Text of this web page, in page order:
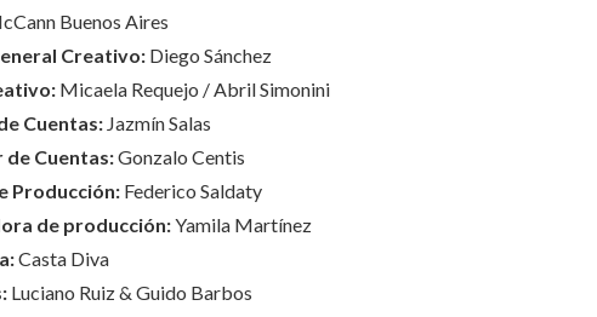
Buenos Aires
Creativo:Diego Sánchez
Micaela Requejo / Abril Simonini
Cuentas:Jazmín Salas
de Cuentas:Gonzalo Centis
Producción:Federico Saldaty
de producción:Yamila Martínez
Casta Diva
Luciano Ruiz & Guido Barbos